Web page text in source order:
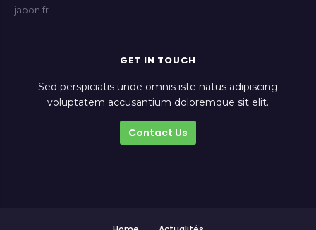
GET IN TOUCH
Sed perspiciatis unde omnis iste natus adipiscing
voluptatem accusantium doloremque sit elit.
Contact Us